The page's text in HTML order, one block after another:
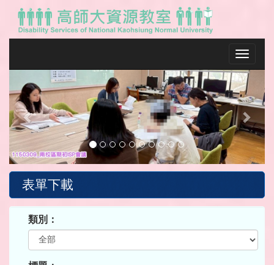
Toggle
Previous Next
表單下載
類別：